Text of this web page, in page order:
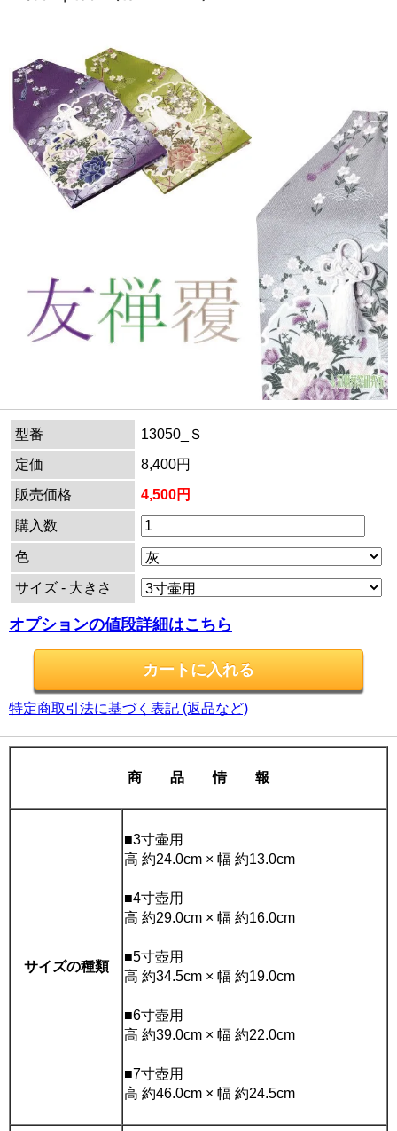
型番
13050_Ｓ
定価
8,400円
販売価格
4,500円
購入数
色
サイズ - 大きさ
オプションの値段詳細はこちら
特定商取引法に基づく表記 (返品など)
商 品 情 報
サイズの種類
■3寸壷用
高 約24.0cm × 幅 約13.0cm
■4寸壺用
高 約29.0cm × 幅 約16.0cm
■5寸壺用
高 約34.5cm × 幅 約19.0cm
■6寸壺用
高 約39.0cm × 幅 約22.0cm
■7寸壺用
高 約46.0cm × 幅 約24.5cm